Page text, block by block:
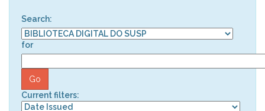
Search:
for
Current filters: